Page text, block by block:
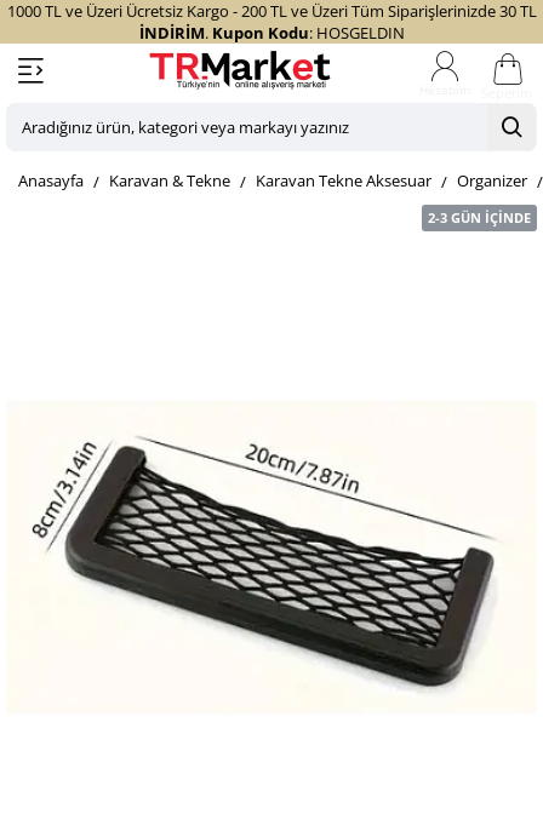
1000 TL ve Üzeri Ücretsiz Kargo - 200 TL ve Üzeri Tüm Siparişlerinizde 30 TL
İNDİRİM. Kupon Kodu: HOSGELDIN
Aradığınız
kategori
homeKaravan & Tekne Karavan Tekne Aksesuar Organizer
2-3 GÜN İÇINDE